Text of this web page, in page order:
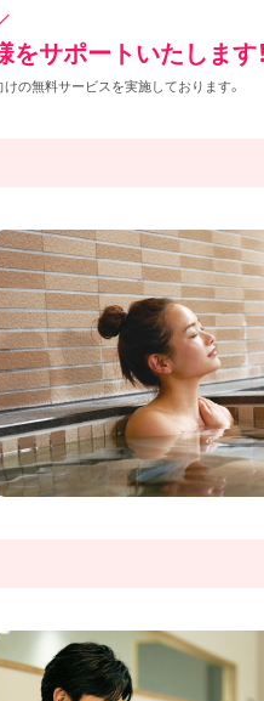
サポートいたします
の無料サービスを実施しております。